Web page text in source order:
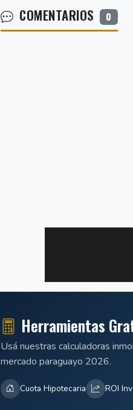
COMENTARIOS 0
Herramientas
Usá nuestras calculadoras
mercado paraguayo 2026.
Cuota Hipotecaria ROI